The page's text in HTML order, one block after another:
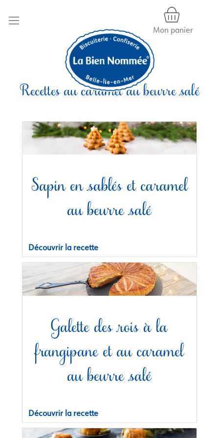
Mon panier
contenu
Recettes au caramel au beurre salé
Sapin en sablés et caramel
au beurre salé
Découvrir la recette
Galette des rois à la
frangipane et au caramel
au beurre salé
Découvrir la recette